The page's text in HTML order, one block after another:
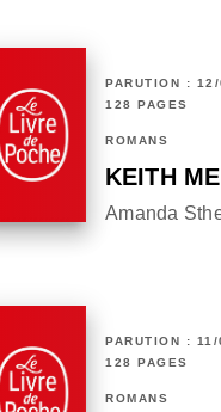
PARUTION :
128 PAGES
ROMANS
KEITH ME
Amanda
PARUTION :
128 PAGES
ROMANS